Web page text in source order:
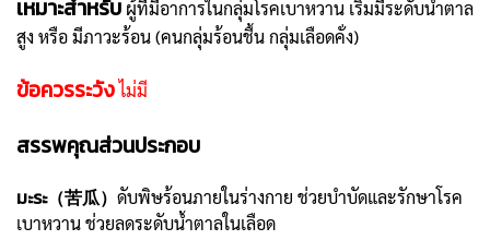
เหมาะสำหรับ ผู้ที่มีอาการในกลุ่มโรคเบาหวาน เริ่มมีระดับน้ำตาล
สูง หรือ มีภาวะร้อน (คนกลุ่มร้อนชื้น กลุ่มเลือดคั่ง)
ข้อควรระวังไม่มี
สรรพคุณส่วนประกอบ
มะระ（苦瓜） ดับพิษร้อนภายในร่างกาย ช่วยบำบัดและรักษาโรค
เบาหวาน ช่วยลดระดับน้ำตาลในเลือด